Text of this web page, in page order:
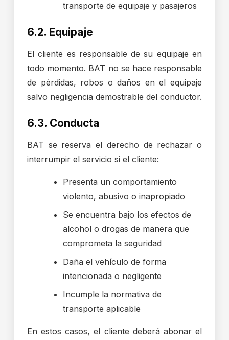
transporte de equipaje y pasajeros
6.2. Equipaje
El cliente es responsable de su equipaje en
todo momento. BAT no se hace responsable
de pérdidas, robos o daños en el equipaje
salvo negligencia demostrable del conductor.
6.3. Conducta
BAT se reserva el derecho de rechazar o
interrumpir el servicio si el cliente:
Presenta un comportamiento
violento, abusivo o inapropiado
Se encuentra bajo los efectos de
alcohol o drogas de manera que
comprometa la seguridad
Daña el vehículo de forma
intencionada o negligente
Incumple la normativa de
transporte aplicable
En estos casos, el cliente deberá abonar el